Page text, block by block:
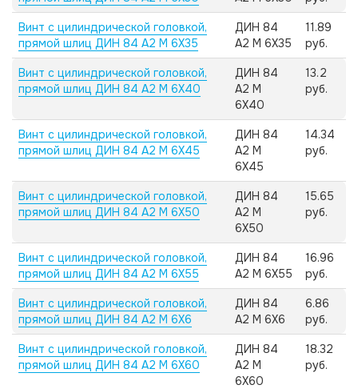
Винт с цилиндрической головкой,
прямой шлиц ДИН 84 А2 M 6X35
ДИН 84
А2 M 6X35
11.89
руб.
Винт с цилиндрической головкой,
прямой шлиц ДИН 84 А2 M 6X40
ДИН 84
А2 M
6X40
13.2
руб.
Винт с цилиндрической головкой,
прямой шлиц ДИН 84 А2 M 6X45
ДИН 84
А2 M
6X45
14.34
руб.
Винт с цилиндрической головкой,
прямой шлиц ДИН 84 А2 M 6X50
ДИН 84
А2 M
6X50
15.65
руб.
Винт с цилиндрической головкой,
прямой шлиц ДИН 84 А2 M 6X55
ДИН 84
А2 M 6X55
16.96
руб.
Винт с цилиндрической головкой,
прямой шлиц ДИН 84 А2 M 6X6
ДИН 84
А2 M 6X6
6.86
руб.
Винт с цилиндрической головкой,
прямой шлиц ДИН 84 А2 M 6X60
ДИН 84
А2 M
6X60
18.32
руб.